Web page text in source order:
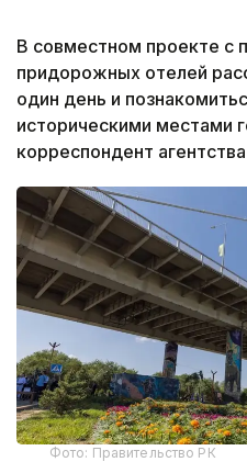
В совместном проекте с
придорожных отелей
один день и
историческими местами
корреспондент
Фото: Правительство РК